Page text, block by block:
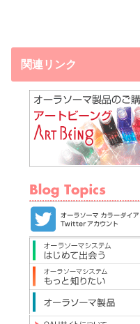
関連リンク